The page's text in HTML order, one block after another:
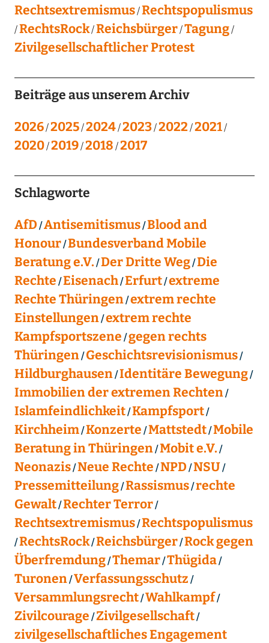
Rechtsextremismus Rechtspopulismus
RechtsRock Reichsbürger Tagung
Zivilgesellschaftlicher Protest
Beiträge aus unserem Archiv
2026 2025 2024 2023 2022 2021
2020 2019 2018 2017
Schlagworte
AfD Antisemitismus Blood and
Honour Bundesverband Mobile
Beratung e.V. Der Dritte Weg Die
Rechte Eisenach Erfurt extreme
Rechte Thüringen extrem rechte
Einstellungen extrem rechte
Kampfsportszene gegen rechts
Thüringen Geschichtsrevisionismus
Hildburghausen Identitäre Bewegung
Immobilien der extremen Rechten
Islamfeindlichkeit Kampfsport
Kirchheim Konzerte Mattstedt Mobile
Beratung in Thüringen Mobit e.V.
Neonazis Neue Rechte NPD NSU
Pressemitteilung Rassismus rechte
Gewalt Rechter Terror
Rechtsextremismus Rechtspopulismus
RechtsRock Reichsbürger Rock gegen
Überfremdung Themar Thügida
Turonen Verfassungsschutz
Versammlungsrecht Wahlkampf
Zivilcourage Zivilgesellschaft
zivilgesellschaftliches Engagement